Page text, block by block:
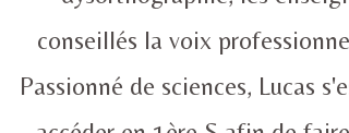
conseillés la voix
Passionné de sciences, Lucas